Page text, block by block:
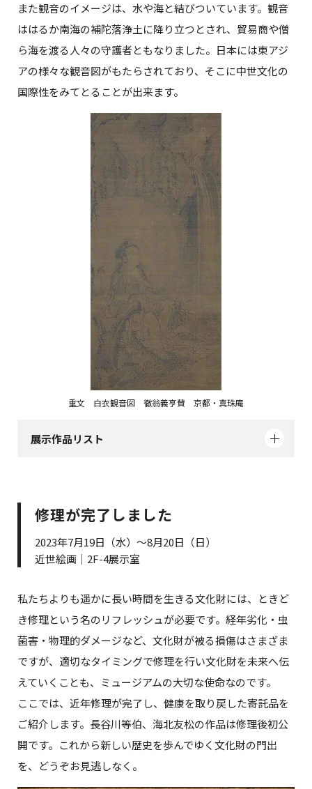
また観音のイメージは、水や海と結びついています。観音
ははるか南海の補陀落浄土に降り立つとされ、貿易商や僧
ら海を渡る人々の守護者ともなりました。日本には東アジ
アの様々な観音図がもたらされており、そこに中世文化の
国際性をみてとることが出来ます。
重文 白衣観音図 徹翁義亨賛 京都・真珠庵
展示作品リスト
修理が完了しました
2023年7月19日（水）～8月20日（日）
近世絵画｜2F-4展示室
私たちよりも遥かに長い時間を生きる文化財には、ときど
き修理という名のリフレッシュが必要です。経年劣化・虫
菌害・物理的ダメージなど、文化財が被る損傷はさまざま
ですが、適切なタイミングで修理を行い文化財を未来へ伝
えていくことも、ミュージアムの大切な使命なのです。
ここでは、近年修理が完了し、健康を取り戻した寄託品を
ご紹介します。長谷川等伯、海北友松の作品は修理後初公
開です。これから新しい歴史を歩んでゆく文化財の門出
を、どうぞお見逃しなく。